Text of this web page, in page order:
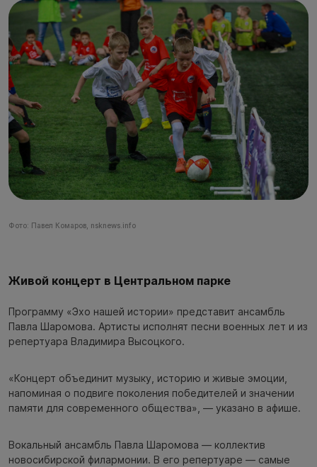
Фото: Павел Комаров, nsknews.info
Живой концерт в Центральном парке
Программу «Эхо нашей истории» представит ансамбль
Павла Шаромова. Артисты исполнят песни военных лет и из
репертуара Владимира Высоцкого.
«Концерт объединит музыку, историю и живые эмоции,
напоминая о подвиге поколения победителей и значении
памяти для современного общества», — указано в афише.
Вокальный ансамбль Павла Шаромова — коллектив
новосибирской филармонии. В его репертуаре — самые